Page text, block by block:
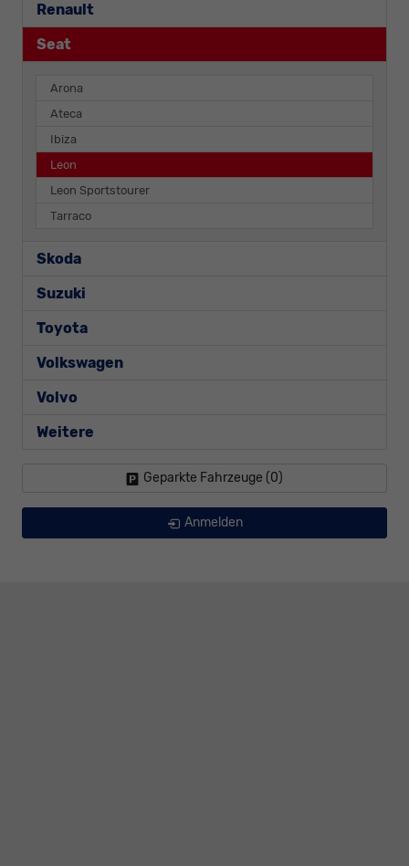
Renault
Seat
Arona
Ateca
Ibiza
Leon
Leon Sportstourer
Tarraco
Skoda
Suzuki
Toyota
Volkswagen
Volvo
Weitere
Geparkte Fahrzeuge (0)
Anmelden